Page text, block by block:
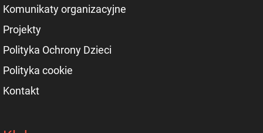
Komunikaty organizacyjne
Projekty
Polityka Ochrony Dzieci
Polityka cookie
Kontakt